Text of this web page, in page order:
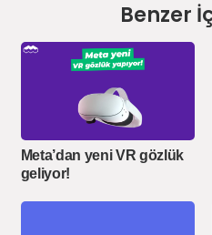
Benzer
Meta’dan yeni VR gözlük
geliyor!